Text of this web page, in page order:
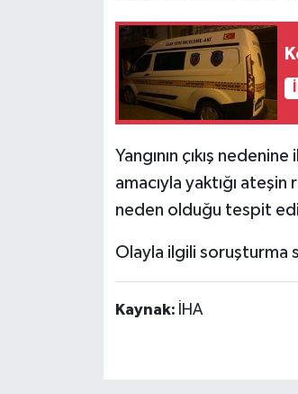
Yangının çıkış
amacıyla yaktığı
neden olduğu tespit
Olayla ilgili soruşturma
Kaynak: İHA